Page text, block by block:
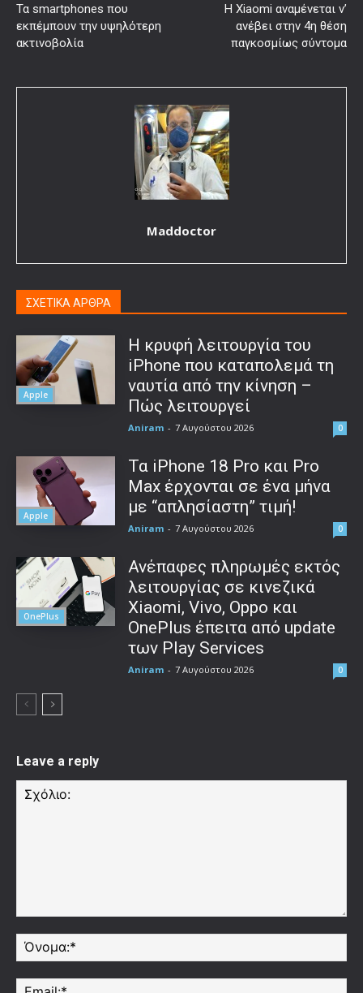
Τα smartphones που
εκπέμπουν την υψηλότερη
ακτινοβολία
Η Xiaomi αναμένεται ν’
ανέβει στην 4η θέση
παγκοσμίως σύντομα
Maddoctor
ΣΧΕΤΙΚΑ ΑΡΘΡΑ
Apple
Η κρυφή λειτουργία του
iPhone που καταπολεμά τη
ναυτία από την κίνηση –
Πώς λειτουργεί
Aniram - 7 Αυγούστου 2026 0
Apple
Τα iPhone 18 Pro και Pro
Max έρχονται σε ένα μήνα
με “απλησίαστη” τιμή!
Aniram - 7 Αυγούστου 2026 0
OnePlus
Ανέπαφες πληρωμές εκτός
λειτουργίας σε κινεζικά
Xiaomi, Vivo, Oppo και
OnePlus έπειτα από update
των Play Services
Aniram - 7 Αυγούστου 2026 0
Leave a reply